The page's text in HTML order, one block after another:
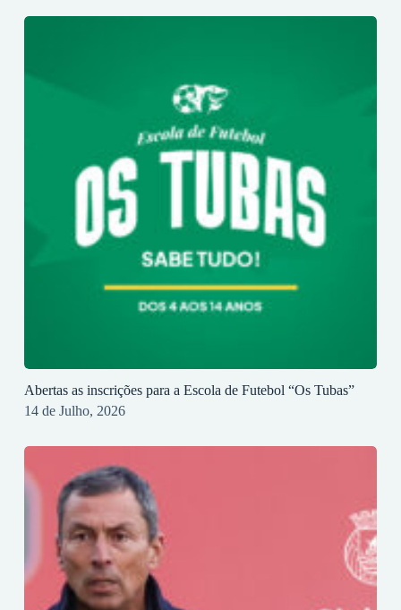
Abertas as inscrições para a Escola de Futebol “Os Tubas”
14 de Julho, 2026